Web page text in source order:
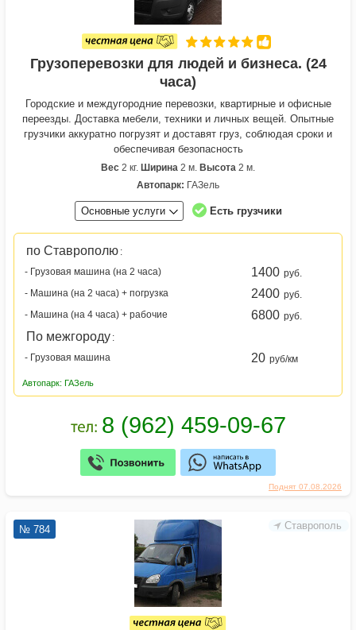
Поднят 07.08.2026
Грузоперевозки для людей и бизнеса. (24
часа)
Городские и междугородние перевозки, квартирные и офисные
переезды. Доставка мебели, техники и личных вещей. Опытные
грузчики аккуратно погрузят и доставят груз, соблюдая сроки и
обеспечивая безопасность
Вес 2 кг. Ширина 2 м. Высота 2 м.
Автопарк: ГАЗель
Основные услуги Есть грузчики
по Ставрополю :
- Грузовая машина (на 2 часа)
1400 руб.
- Машина (на 2 часа) + погрузка
2400 руб.
- Машина (на 4 часа) + рабочие
6800 руб.
По межгороду :
- Грузовая машина
20 руб/км
Автопарк: ГАЗель
Ставрополь
№ 784